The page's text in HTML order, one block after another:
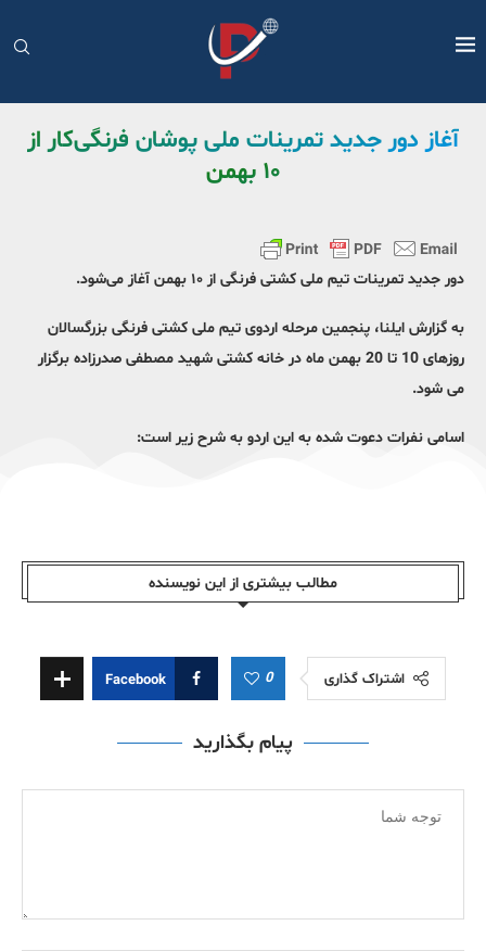
آغاز دور جدید تمرینات ملی پوشان فرنگی‌کار از
۱۰ بهمن
دور جدید تمرینات تیم ملی کشتی فرنگی از ۱۰ بهمن آغاز می‌شود.
به گزارش ایلنا، پنجمین مرحله اردوی تیم ملی کشتی فرنگی بزرگسالان
روزهای 10 تا 20 بهمن ماه در خانه کشتی شهید مصطفی صدرزاده برگزار
می شود.
اسامی نفرات دعوت شده به این اردو به شرح زیر است:
مطالب بیشتری از این نویسندە
اشتراک گذاری 0
Facebook
پیام بگذارید